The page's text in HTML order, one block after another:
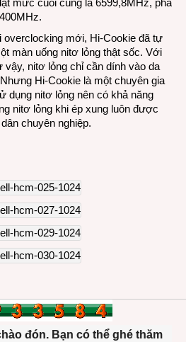
lập
mức cuối cùng là 6599,8MHz, phá
overclocking mới, Hi-Cookie đã tự
màn uống nitơ lỏng thật sốc. Với
vậy, nitơ lỏng chỉ cần dính vào da
Hi-Cookie là một chuyên gia
dụng nitơ lỏng nên có khả năng
nitơ lỏng khi ép xung luôn được
chuyên nghiệp.
đón. Bạn có thể ghé thăm